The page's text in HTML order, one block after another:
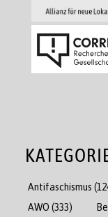
Antifaschismus
AWO (333)